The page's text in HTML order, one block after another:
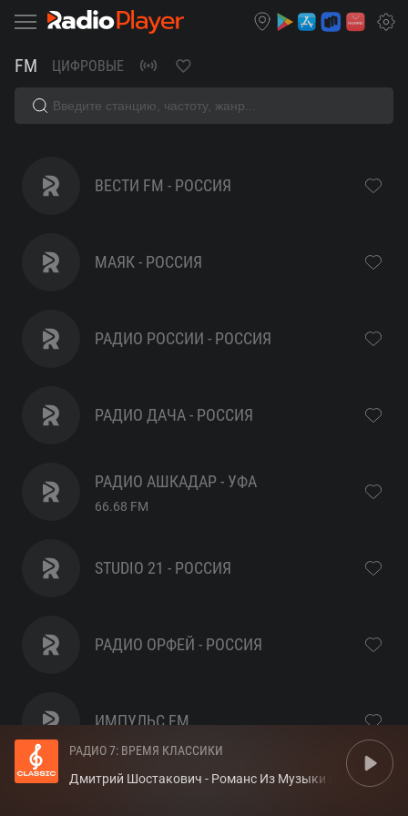
FM ЦИФРОВЫЕ
Радио
7:
классики
ВЕСТИ FM - РОССИЯ
МАЯК - РОССИЯ
РАДИО РОССИИ - РОССИЯ
РАДИО ДАЧА - РОССИЯ
РАДИО АШКАДАР - УФА
66.68 FM
STUDIO 21 - РОССИЯ
РАДИО ОРФЕЙ - РОССИЯ
ИМПУЛЬС FM
РАДИО 7: ВРЕМЯ КЛАССИКИ
Дмитрий Шостакович - Романс Из Музыки К